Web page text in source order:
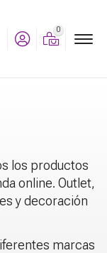
0
los productos
online. Outlet,
y decoración
marcas